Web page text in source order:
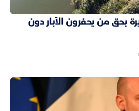
بحق من يحفرون الآبار دون